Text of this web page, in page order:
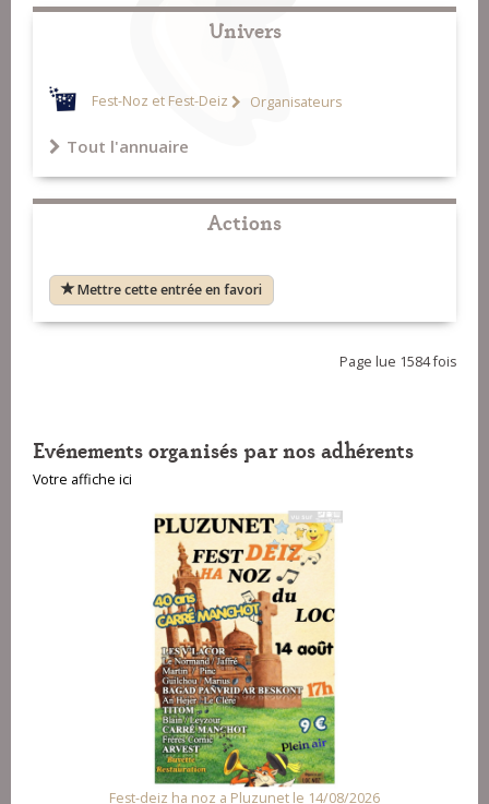
Univers
Fest-Noz et Fest-Deiz Organisateurs
Tout l'annuaire
Actions
Mettre cette entrée en favori
Page lue 1584 fois
Evénements organisés par nos adhérents
Votre affiche ici
Fest-deiz ha noz a Pluzunet le 14/08/2026